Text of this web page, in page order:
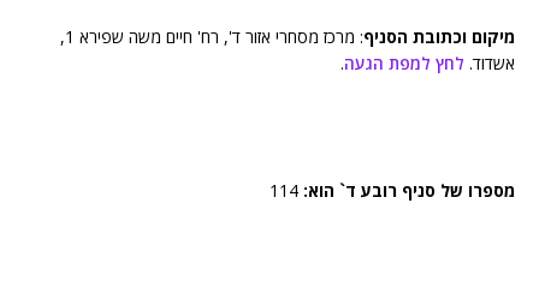
מיקום וכתובת הסניף
: מרכז מסחרי אזור ד', רח' חיים משה שפירא 1,
אשדוד. לחץ למפת הגעה.
מספרו של סניף רובע ד` הוא: